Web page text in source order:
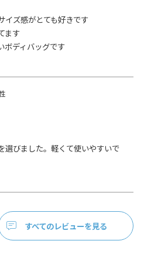
小技の効いたボディバッグ。
再生PETのリサイクル糸で作られた、強
ァブリックを使用したシリーズの、ド
の表と裏にはポケットが付いて、小物収
派を満足させるボディバッグです。
大18cmの深さがあるので、大きいスマ
り、バッグを背面にした時にも安心で
イズ感がとても好きです
ます
ボディバッグです
選びました。軽くて使いやすいで
すべてのレビューを見る